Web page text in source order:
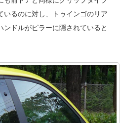
いるのに対し、トゥインゴのリア
ンドルがピラーに隠されていると